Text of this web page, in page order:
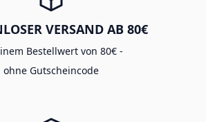
VERSAND AB 80€
Bestellwert von 80€ -
ohne Gutscheincode